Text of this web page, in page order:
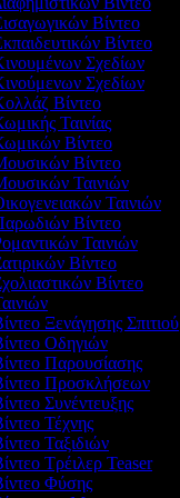
Βίντεο
Βίντεο
Σχεδίων
Σχεδίων
Βίντεο
Ταινίας
Βίντεο
Βίντεο
Ταινιών
Ταινιών
Βίντεο
Ταινιών
Βίντεο
Βίντεο
Ξενάγησης Σπιτιού
Οδηγιών
Παρουσίασης
Προσκλήσεων
Συνέντευξης
Τέχνης
Ταξιδιών
Τρέιλερ Teaser
Φύσης